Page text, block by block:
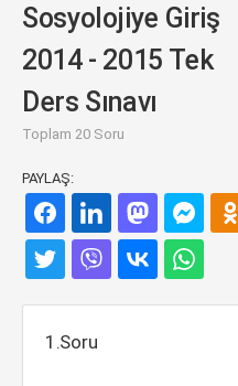
Sosyolojiye Giriş
2014 - 2015 Tek
Ders Sınavı
Toplam 20 Soru
PAYLAŞ:
1.Soru